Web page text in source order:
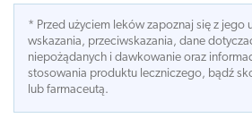
* Przed użyciem leków zapoznaj się z jego
wskazania, przeciwskazania, dane
niepożądanych i dawkowanie oraz
stosowania produktu leczniczego, bądź
lub farmaceutą.